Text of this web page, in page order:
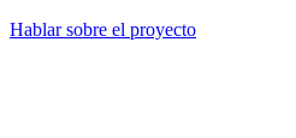
Hablar sobre el proyecto